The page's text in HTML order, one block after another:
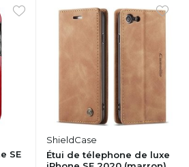
SE
ShieldCase
Étui de télephone de luxe